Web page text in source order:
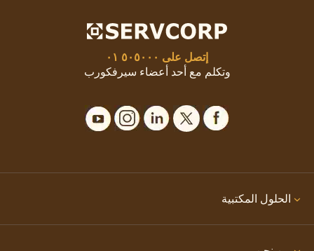
إتصل على ٥٠٥٠٠٠ ٠١
وتكلم مع أحد أعضاء سيرفكورب
الحلول المكتبية